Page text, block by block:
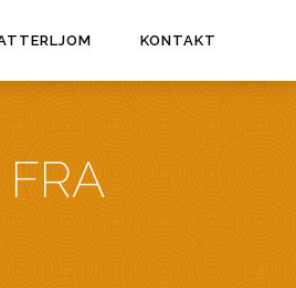
KONTAKT